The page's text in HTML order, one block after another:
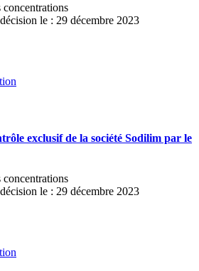
le : 29 décembre 2023
exclusif de la société Sodilim par le
le : 29 décembre 2023